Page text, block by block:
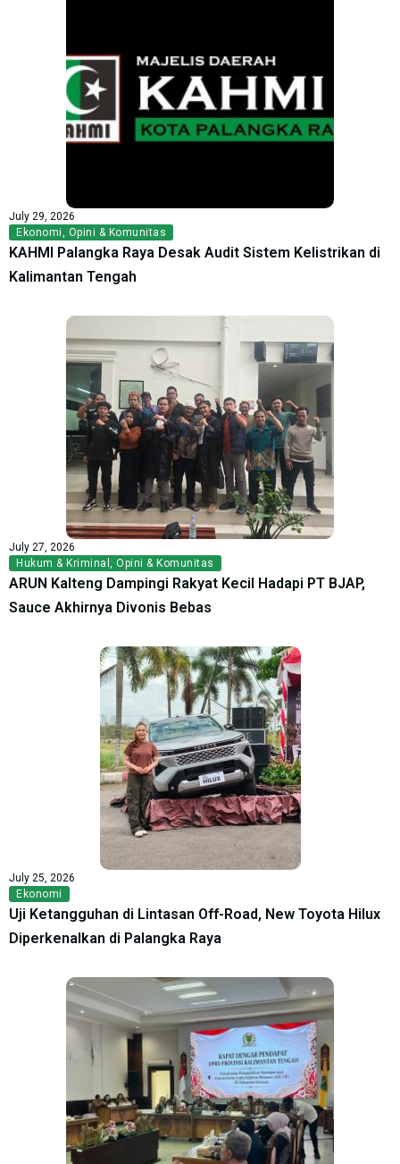
July 29, 2026
Ekonomi, Opini & Komunitas
KAHMI Palangka Raya Desak Audit Sistem Kelistrikan di
Kalimantan Tengah
July 27, 2026
Hukum & Kriminal , Opini & Komunitas
ARUN Kalteng Dampingi Rakyat Kecil Hadapi PT BJAP,
Sauce Akhirnya Divonis Bebas
July 25, 2026
Ekonomi
Uji Ketangguhan di Lintasan Off-Road, New Toyota Hilux
Diperkenalkan di Palangka Raya